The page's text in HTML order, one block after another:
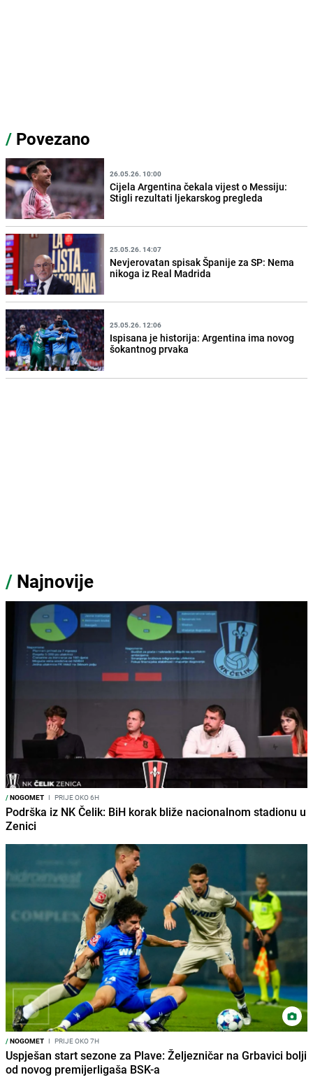
/ Povezano
26.05.26. 10:00
Cijela Argentina čekala vijest o Messiju:
Stigli rezultati ljekarskog pregleda
25.05.26. 14:07
Nevjerovatan spisak Španije za SP: Nema
nikoga iz Real Madrida
25.05.26. 12:06
Ispisana je historija: Argentina ima novog
šokantnog prvaka
/ Najnovije
/NOGOMET I PRIJE OKO 6H
Podrška iz NK Čelik: BiH korak bliže nacionalnom stadionu u
Zenici
/NOGOMET I PRIJE OKO 7H
Uspješan start sezone za Plave: Željezničar na Grbavici bolji
od novog premijerligaša BSK-a